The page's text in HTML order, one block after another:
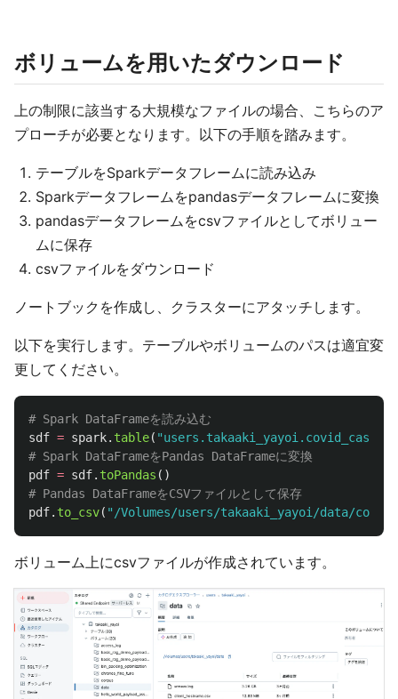
ボリュームを用いたダウンロード
上の制限に該当する大規模なファイルの場合、こちらのア
プローチが必要となります。以下の手順を踏みます。
テーブルをSparkデータフレームに読み込み
Sparkデータフレームをpandasデータフレームに変換
pandasデータフレームをcsvファイルとしてボリュー
ムに保存
csvファイルをダウンロード
ノートブックを作成し、クラスターにアタッチします。
以下を実行します。テーブルやボリュームのパスは適宜変
更してください。
sdf = spark. table( "users.takaaki_yayoi.covid_cases
pdf = sdf. toPandas ()
pdf. to_csv( "/Volumes/users/takaaki_yayoi/data/
ボリューム上にcsvファイルが作成されています。